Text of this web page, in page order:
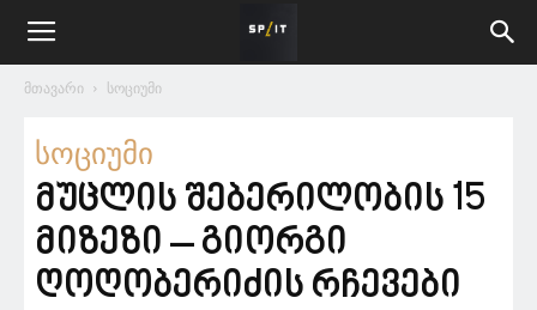
მთავარი სოციუმი
სოციუმი
მუცლის შებერილობის 15
მიზეზი – გიორგი
ღოღობერიძის რჩევები